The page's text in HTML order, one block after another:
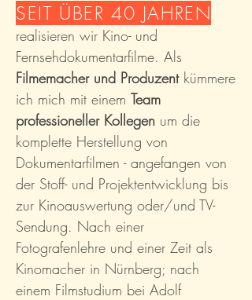
SEIT ÜBER 40 JAHREN
realisieren wir Kino- und
Fernsehdokumentarfilme. Als
Filmemacher und Produzentkümmere
ich mich mit einem Team
professionellerKollegen um die
komplette Herstellung von
Dokumentarfilmen - angefangen von
der Stoff- und Projektentwicklung bis
zur Kinoauswertung oder/und TV-
Sendung. Nach einer
Fotografenlehre und einer Zeit als
Kinomacher in Nürnberg; nach
einem Filmstudium bei Adolf